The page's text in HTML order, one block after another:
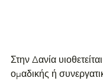
Στην Δανία
ομαδικής ή